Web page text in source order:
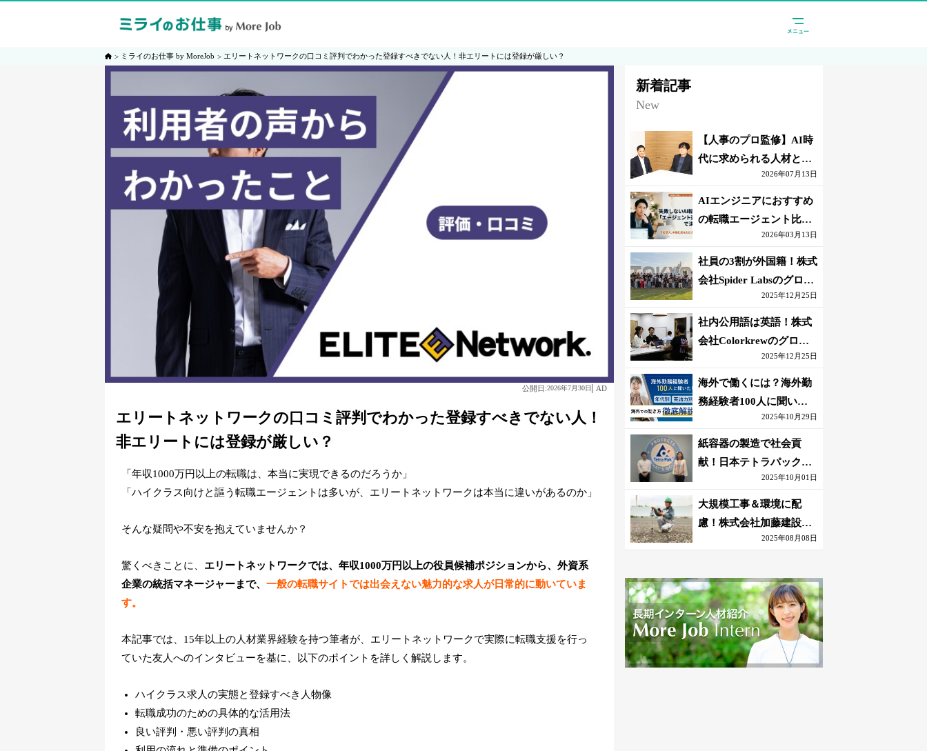
ミライのお仕事 by MoreJob エリートネットワークの口コミ評判でわかった登録すべきでない人！非エリートには登録が厳しい？
公開日:2026年7月30日 AD
エリートネットワークの口コミ評判でわかった登録すべきでない人！
非エリートには登録が厳しい？
「年収1000万円以上の転職は、本当に実現できるのだろうか」
「ハイクラス向けと謳う転職エージェントは多いが、エリートネットワークは本当に違いがあるのか」
そんな疑問や不安を抱えていませんか？
驚くべきことに、 エリートネットワークでは、年収1000万円以上の役員候補ポジションから、外資系
企業の統括マネージャーまで、 一般の転職サイトでは出会えない魅力的な求人が日常的に動いていま
す。
本記事では、15年以上の人材業界経験を持つ筆者が、エリートネットワークで実際に転職支援を行っ
ていた友人へのインタビューを基に、以下のポイントを詳しく解説します。
ハイクラス求人の実態と登録すべき人物像
転職成功のための具体的な活用法
良い評判・悪い評判の真相
新着記事
New
【人事のプロ監修】AI時
代に求められる人材と
は？「代替されない人」
の条件
2026年07月13日
AIエンジニアにおすすめ
の転職エージェント比較
｜失敗しない選び方【採
点表つき】
2026年03月13日
社員の3割が外国籍！株式
会社Spider Labsのグロー
2025年12月25日
社内公用語は英語！株式
会社Colorkrewのグロー
バルかつ若手が輝く環境
2025年12月25日
海外で働くには？海外勤
務経験者100人に聞いた
おすすめ職種｜英語話せ
ないOK求人はある？
2025年10月29日
紙容器の製造で社会貢
献！日本テトラパック株
式会社のグローバルな環
境
2025年10月01日
大規模工事＆環境に配
慮！株式会社加藤建設の
若手が語る現場監督の働
2025年08月08日